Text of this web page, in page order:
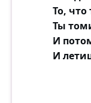
То, что
Ты
И
И